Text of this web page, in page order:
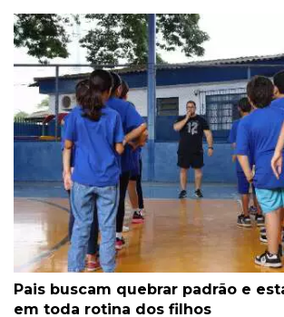
Pais buscam quebrar padrão e
em toda rotina dos filhos